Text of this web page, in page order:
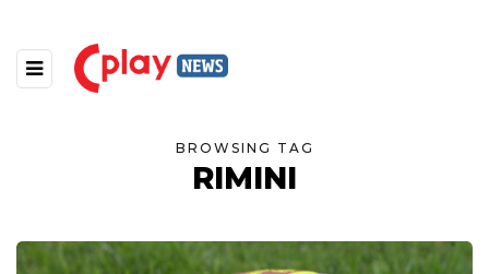
BROWSING TAG
RIMINI